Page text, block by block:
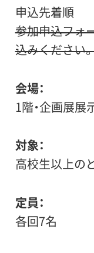
申込先着順
参加申込フォー
込みください。
会場
1階・企画展展
対象
高校生以上の
定員
各回7名